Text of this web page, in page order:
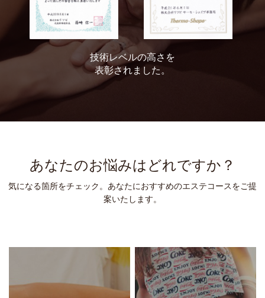
技術レベルの高さを
表彰されました。
あなたのお悩みはどれですか？
気になる箇所をチェック。あなたにおすすめのエステコースをご提
案いたします。